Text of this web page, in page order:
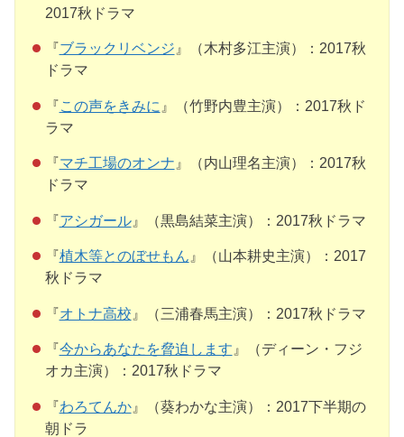
2017秋ドラマ
『ブラックリベンジ 』（木村多江主演）：2017秋
ドラマ
『この声をきみに 』（竹野内豊主演）：2017秋ド
ラマ
『マチ工場のオンナ 』（内山理名主演）：2017秋
ドラマ
『アシガール』（黒島結菜主演）：2017秋ドラマ
『植木等とのぼせもん 』（山本耕史主演）：2017
秋ドラマ
『オトナ高校 』（三浦春馬主演）：2017秋ドラマ
『今からあなたを脅迫します 』（ディーン・フジ
オカ主演）：2017秋ドラマ
『わろてんか』（葵わかな主演）：2017下半期の
朝ドラ